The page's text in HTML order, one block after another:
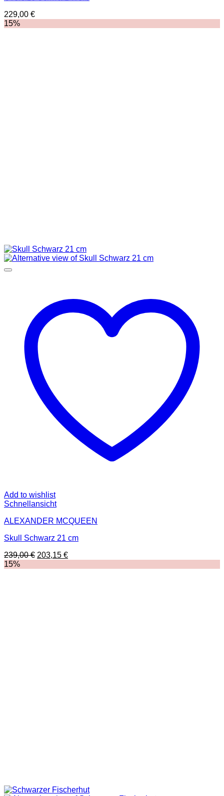
229,00 €
15%
Add to wishlist
Schnellansicht
ALEXANDER MCQUEEN
Skull Schwarz 21 cm
239,00€ Ursprünglicher
203,15 €Aktueller
15%